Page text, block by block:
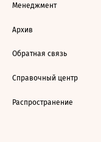
Менеджмент
Архив
Обратная связь
Справочный центр
Распространение